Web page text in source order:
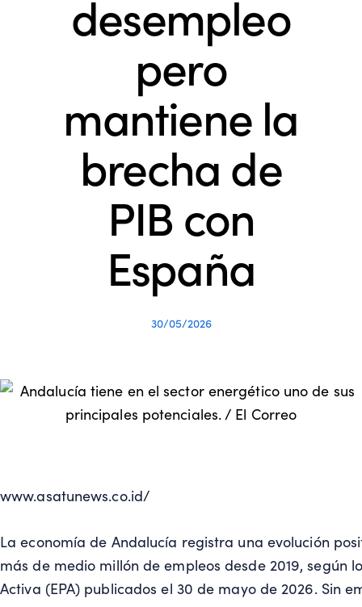
desempleo
pero
mantiene la
brecha de
PIB con
España
30/05/2026
www.asatunews.co.id/
La economía de Andalucía registra una evolución
más de medio millón de empleos desde 2019, según
Activa (EPA) publicados el 30 de mayo de 2026. Sin